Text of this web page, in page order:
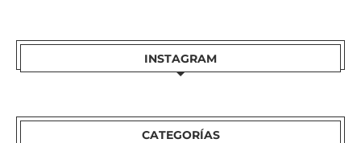
INSTAGRAM
CATEGORÍAS